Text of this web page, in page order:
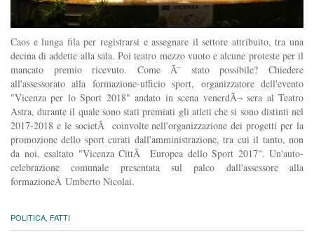
Caos e lunga fila per registrarsi e assegnare il settore attribuito, tra una
decina di addette alla sala. Poi teatro mezzo vuoto e alcune proteste per il
mancato premio ricevuto. Come Ã¨ stato possibile? Chiedere
all'assessorato alla formazione-ufficio sport, organizzatore dell'evento
"Vicenza per lo Sport 2018" andato in scena venerdÃ¬ sera al Teatro
Astra, durante il quale sono stati premiati gli atleti che si sono distinti nel
2017-2018 e le societÃ coinvolte nell'organizzazione dei progetti per la
promozione dello sport curati dall'amministrazione, tra cui il tanto, non
da noi, esaltato "Vicenza CittÃ Europea dello Sport 2017". Un'auto-
celebrazione comunale presentata sul palco dall'assessore alla
formazioneÂ Umberto Nicolai.
POLITICA FATTI